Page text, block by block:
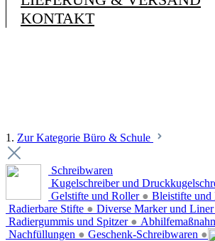
KONTAKT
1. Zur Kategorie Büro & Schule
Schreibwaren
Kugelschreiber und
Gelstifte und Roller ● Bleistifte
Radierbare Stifte ● Diverse Marker und Liner
Radiergummis und Spitzer ●
Nachfüllungen ● Geschenk-Schreibwaren ●